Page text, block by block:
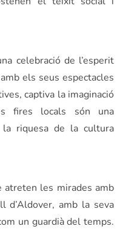
celebració de l’esperit
els seus espectacles
captiva la imaginació
fires locals són una
riquesa de la cultura
les mirades amb
d’Aldover, amb la seva
un guardià del temps.